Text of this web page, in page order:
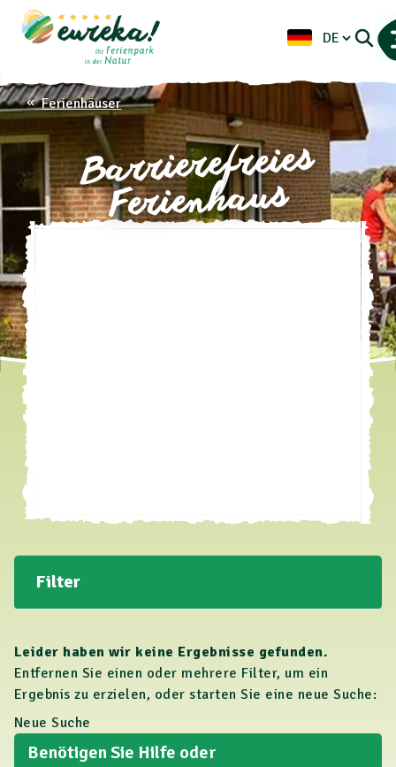
Barrierefreies
Ferienhaus
Ferienhäuser
Filter
Leider haben wir keine Ergebnisse gefunden.
Entfernen Sie einen oder mehrere Filter, um ein
Ergebnis zu erzielen, oder starten Sie eine neue Suche:
Neue Suche
Benötigen Sie Hilfe oder